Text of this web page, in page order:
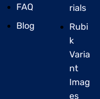
FAQ
Blog
rials
Rubi
k
Varia
nt
Imag
es